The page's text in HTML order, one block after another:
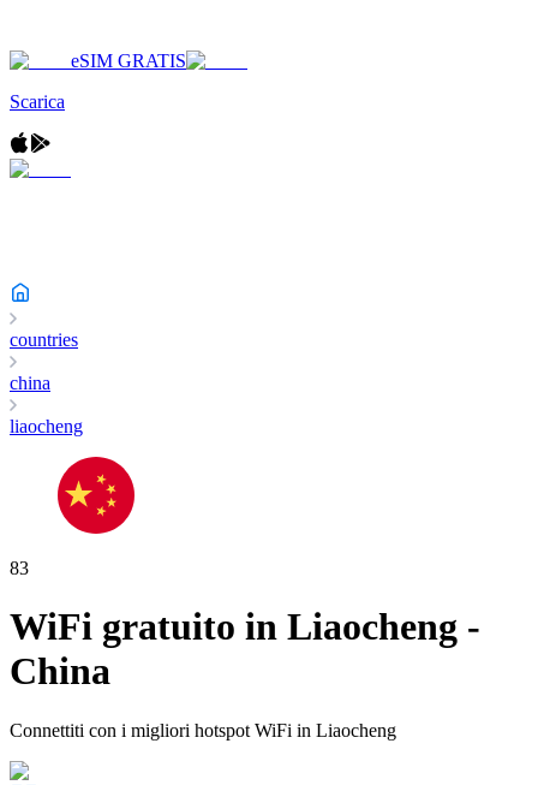
eSIM GRATIS
Scarica
countries
china
liaocheng
83
WiFi gratuito in Liaocheng -
China
Connettiti con i migliori hotspot WiFi in Liaocheng